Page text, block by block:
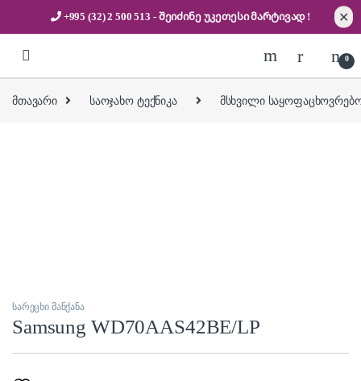
+995 (32) 2 500 513 - შეიძინე უკეთესიმარტივად ! ✕
0
მთავარი საოჯახო ტექნიკა მსხვილი
სარეცხი მანქანა
Samsung WD70AAS42BE/LP